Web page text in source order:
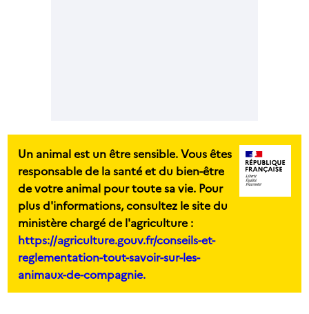
Un animal est un être sensible. Vous êtes
responsable de la santé et du bien-être
de votre animal pour toute sa vie. Pour
plus d'informations, consultez le site du
ministère chargé de l'agriculture :
https://agriculture.gouv.fr/conseils-et-
reglementation-tout-savoir-sur-les-
animaux-de-compagnie.